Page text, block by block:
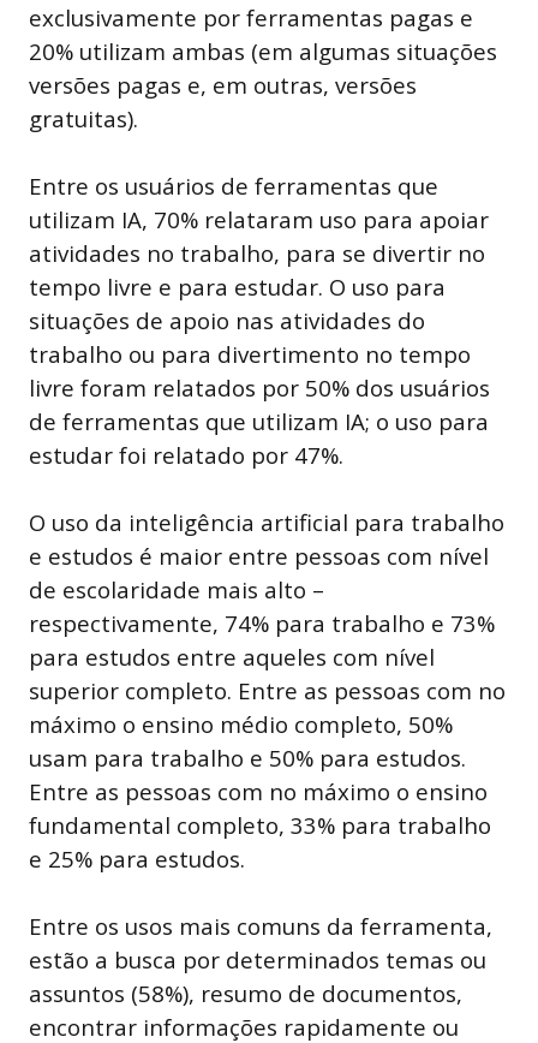
exclusivamente por ferramentas pagas e
20% utilizam ambas (em algumas situações
versões pagas e, em outras, versões
gratuitas).
Entre os usuários de ferramentas que
utilizam IA, 70% relataram uso para apoiar
atividades no trabalho, para se divertir no
tempo livre e para estudar. O uso para
situações de apoio nas atividades do
trabalho ou para divertimento no tempo
livre foram relatados por 50% dos usuários
de ferramentas que utilizam IA; o uso para
estudar foi relatado por 47%.
O uso da inteligência artificial para trabalho
e estudos é maior entre pessoas com nível
de escolaridade mais alto –
respectivamente, 74% para trabalho e 73%
para estudos entre aqueles com nível
superior completo. Entre as pessoas com no
máximo o ensino médio completo, 50%
usam para trabalho e 50% para estudos.
Entre as pessoas com no máximo o ensino
fundamental completo, 33% para trabalho
e 25% para estudos.
Entre os usos mais comuns da ferramenta,
estão a busca por determinados temas ou
assuntos (58%), resumo de documentos,
encontrar informações rapidamente ou